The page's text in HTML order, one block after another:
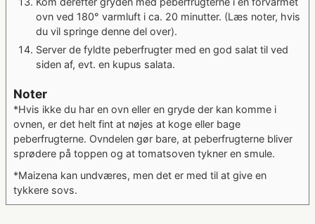
ovn ved 180° varmluft i ca. 20 minutter. (Læs noter, hvis
du vil springe denne del over).
Server de fyldte peberfrugter med en god salat til ved
siden af, evt. en kupus salata.
Noter
*Hvis ikke du har en ovn eller en gryde der kan komme i
ovnen, er det helt fint at nøjes at koge eller bage
peberfrugterne. Ovndelen gør bare, at peberfrugterne bliver
sprødere på toppen og at tomatsoven tykner en smule.
*Maizena kan undværes, men det er med til at give en
tykkere sovs.